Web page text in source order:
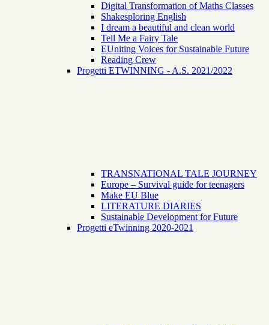
Digital Transformation of Maths Classes
Shakesploring English
I dream a beautiful and clean world
Tell Me a Fairy Tale
EUniting Voices for Sustainable Future
Reading Crew
Progetti ETWINNING - A.S. 2021/2022
TRANSNATIONAL TALE JOURNEY
Europe – Survival guide for teenagers
Make EU Blue
LITERATURE DIARIES
Sustainable Development for Future
Progetti eTwinning 2020-2021